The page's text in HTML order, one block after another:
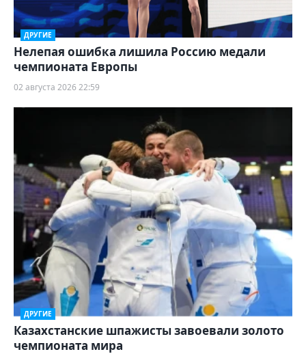
ДРУГИЕ
Нелепая ошибка лишила Россию медали
чемпионата Европы
02 августа 2026 22:59
ДРУГИЕ
Казахстанские шпажисты завоевали золото
чемпионата мира